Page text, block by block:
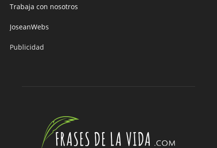
Trabaja con nosotros
JoseanWebs
Publicidad